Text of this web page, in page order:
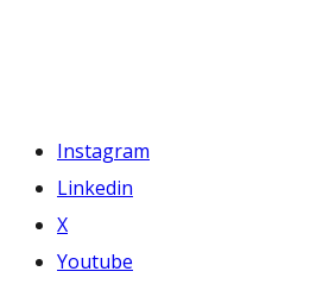
Instagram
Linkedin
X
Youtube